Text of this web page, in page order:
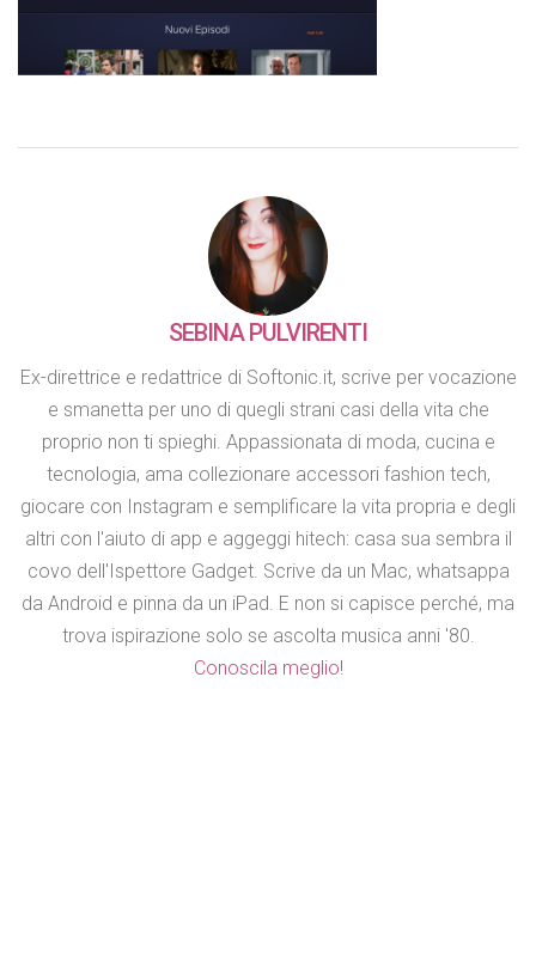
SEBINA PULVIRENTI
Ex-direttrice e redattrice di Softonic.it, scrive per vocazione
e smanetta per uno di quegli strani casi della vita che
proprio non ti spieghi. Appassionata di moda, cucina e
tecnologia, ama collezionare accessori fashion tech,
giocare con Instagram e semplificare la vita propria e degli
altri con l'aiuto di app e aggeggi hitech: casa sua sembra il
covo dell'Ispettore Gadget. Scrive da un Mac, whatsappa
da Android e pinna da un iPad. E non si capisce perché, ma
trova ispirazione solo se ascolta musica anni '80.
Conoscila meglio!